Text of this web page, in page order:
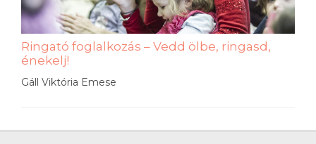
Ringató foglalkozás – Vedd ölbe, ringasd,
énekelj!
Gáll Viktória Emese